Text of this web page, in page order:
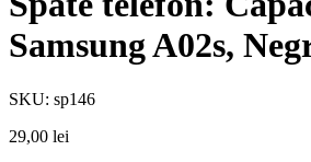
Samsung A02s,
SKU: sp146
29,00 lei